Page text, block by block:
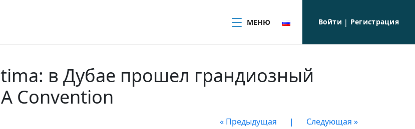
МЕНЮ Войти | Регистрация
в Дубае прошел грандиозный
Convention
« Предыдущая | Следующая »